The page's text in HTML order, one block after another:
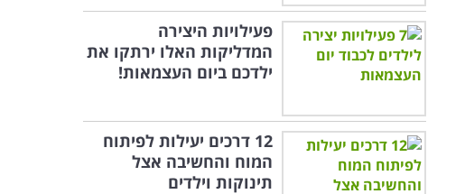
פעילויות היצירה
המדליקות האלו ירתקו את
ילדכם ביום העצמאות!
12 דרכים יעילות לפיתוח
המוח והחשיבה אצל
תינוקות וילדים